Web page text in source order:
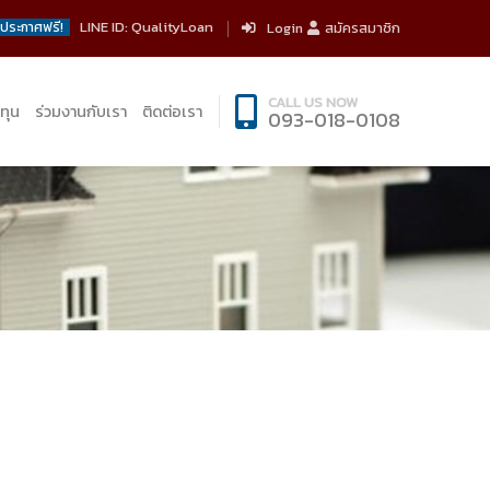
ระกาศฟรี! LINE ID: QualityLoan Login สมัครสมาชิก
น ร่วมงานกับเรา ติดต่อเรา CALL US NOW
093-018-0108